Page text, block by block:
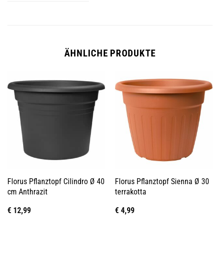
ÄHNLICHE PRODUKTE
Florus Pflanztopf Cilindro Ø 40
cm Anthrazit
€12,99
Florus Pflanztopf Sienna Ø 30
terrakotta
€4,99